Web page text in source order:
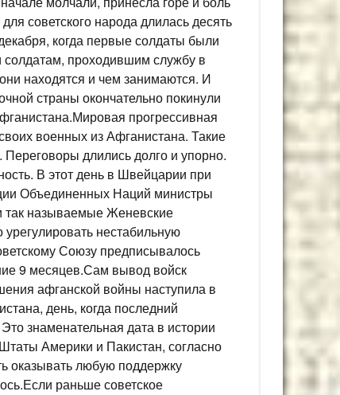
советского народа длилась десять
когда первые солдаты были
проходившим службу в
находятся и чем занимаются. И
страны окончательно покинули
прогрессивная
военных из Афганистана. Такие
длились долго и упорно.
В этот день в Швейцарии при
Объединенных Наций министры
так называемые Женевские
нестабильную
Союзу предписывалось
9 месяцев.Сам вывод войск
афганской войны наступила в
день, когда последний
знаменательная дата в истории
Америки и Пакистан, согласно
оказывать любую поддержку
раньше советское